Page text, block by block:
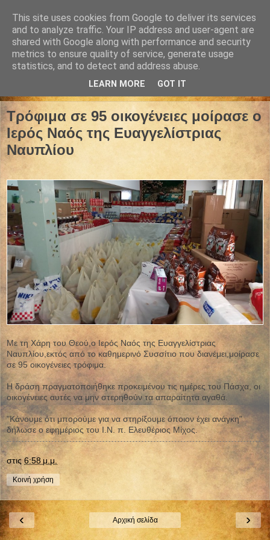
Τρόφιμα σε 95 οικογένειες μοίρασε ο
Ιερός Ναός της Ευαγγελίστριας
Ναυπλίου
Με τη Χάρη του Θεού,ο Ιερός Ναός της Ευαγγελίστριας
Ναυπλίου,εκτός από το καθημερινό Συσσίτιο που διανέμει,μοίρασε
σε 95 οικογένειες τρόφιμα.
Η δράση πραγματοποιήθηκε προκειμένου τις ημέρες του Πάσχα, οι
οικογένειες αυτές να μην στερηθούν τα απαραίτητα αγαθά.
"Κάνουμε ότι μπορούμε για να στηρίξουμε όποιον έχει ανάγκη"
δήλωσε ο εφημέριος του Ι.Ν. π. Ελευθέριος Μίχος.
στις 6:58 μ.μ.
Κοινή χρήση
‹ ›
Αρχική σελίδα
This site uses cookies from Google to deliver its services
and to analyze traffic. Your IP address and user-agent are
shared with Google along with performance and security
metrics to ensure quality of service, generate usage
statistics, and to detect and address abuse.
LEARN MORE GOT IT